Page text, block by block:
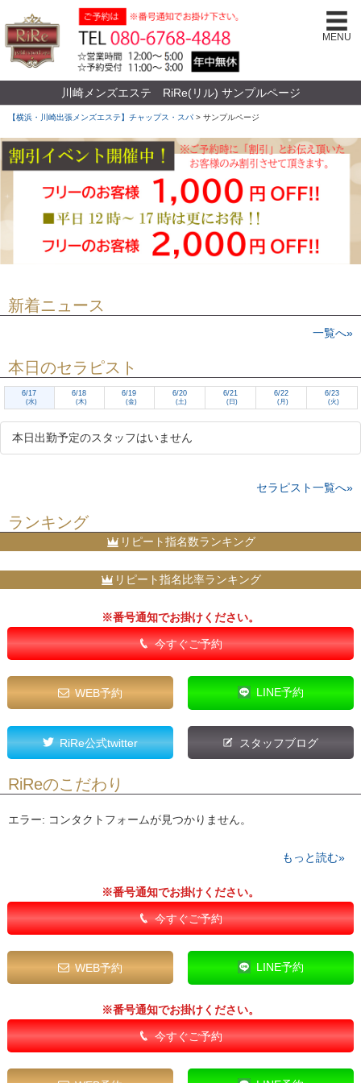
川崎メンズエステ RiRe(リル) サンプルページ
MENU
【横浜・川崎出張メンズエステ】チャップス・スパ > サンプルページ
新着ニュース
一覧へ»
本日のセラピスト
6/17
(水)
6/18
(木)
6/19
(金)
6/20
(土)
6/21
(日)
6/22
(月)
6/23
(火)
本日出勤予定のスタッフはいません
セラピスト一覧へ»
ランキング
リピート指名数ランキング
リピート指名比率ランキング
※番号通知でお掛けください。
今すぐご予約
WEB予約 LINE予約
RiRe公式twitter スタッフブログ
RiReのこだわり
エラー: コンタクトフォームが見つかりません。
もっと読む»
※番号通知でお掛けください。
今すぐご予約
WEB予約 LINE予約
※番号通知でお掛けください。
今すぐご予約